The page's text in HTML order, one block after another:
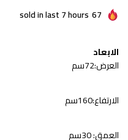
67
sold in last 7 hours
الابعاد
العرض:72سم
الارتفاع:160سم
العمق: 30سم